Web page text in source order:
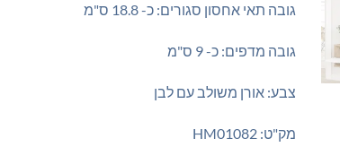
גובה תאי אחסון סגורים: כ- 18.8 ס"מ
גובה מדפים: כ- 9 ס"מ
צבע: אורן משולב עם לבן
מק"ט: HM01082